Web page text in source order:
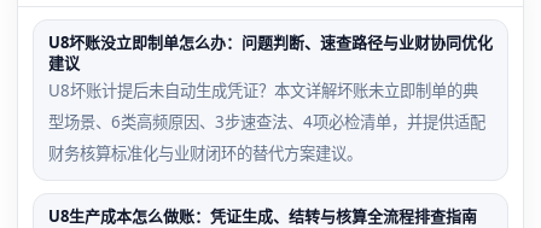
U8坏账没立即制单怎么办：问题判断、速查路径与业财协同优化
建议
U8坏账计提后未自动生成凭证？本文详解坏账未立即制单的典
型场景、6类高频原因、3步速查法、4项必检清单，并提供适配
财务核算标准化与业财闭环的替代方案建议。
U8生产成本怎么做账：凭证生成、结转与核算全流程排查指南